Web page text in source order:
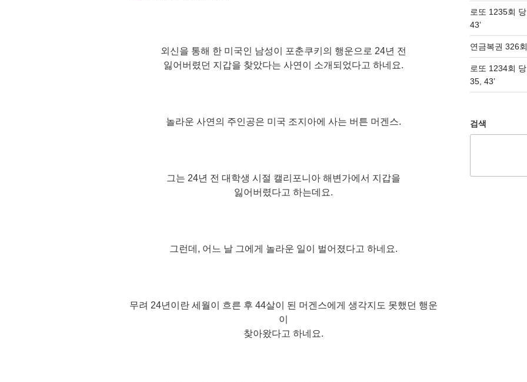
외신을 통해 한 미국인 남성이 포춘쿠키의 행운으로 24년 전
잃어버렸던 지갑을 찾았다는 사연이 소개되었다고 하네요.
놀라운 사연의 주인공은 미국 조지아에 사는 버튼 머겐스.
그는 24년 전 대학생 시절 캘리포니아 해변가에서 지갑을
잃어버렸다고 하는데요.
그런데, 어느 날 그에게 놀라운 일이 벌어졌다고 하네요.
무려 24년이란 세월이 흐른 후 44살이 된 머겐스에게 생각지도 못했던 행운
이
찾아왔다고 하네요.
로또 1235회
43’
연금복권 326
로또 1234회
35, 43’
검색